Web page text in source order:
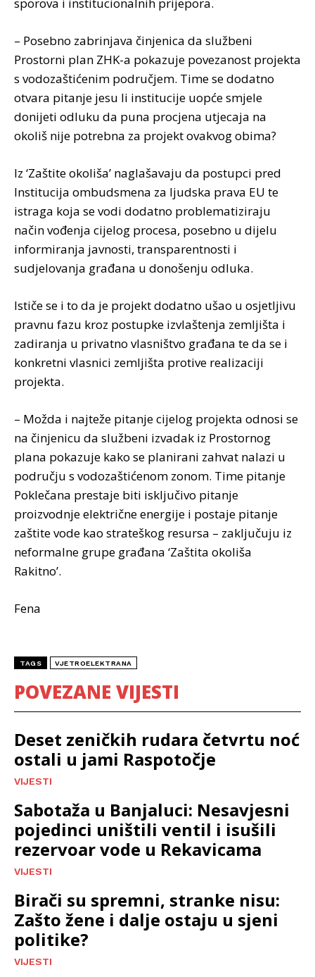
– Posebno zabrinjava činjenica da službeni
Prostorni plan ZHK-a pokazuje povezanost projekta
s vodozaštićenim područjem. Time se dodatno
otvara pitanje jesu li institucije uopće smjele
donijeti odluku da puna procjena utjecaja na
okoliš nije potrebna za projekt ovakvog obima?
Iz ‘Zaštite okoliša’ naglašavaju da postupci pred
Institucija ombudsmena za ljudska prava EU te
istraga koja se vodi dodatno problematiziraju
način vođenja cijelog procesa, posebno u dijelu
informiranja javnosti, transparentnosti i
sudjelovanja građana u donošenju odluka.
Ističe se i to da je projekt dodatno ušao u osjetljivu
pravnu fazu kroz postupke izvlaštenja zemljišta i
zadiranja u privatno vlasništvo građana te da se i
konkretni vlasnici zemljišta protive realizaciji
projekta.
– Možda i najteže pitanje cijelog projekta odnosi se
na činjenicu da službeni izvadak iz Prostornog
plana pokazuje kako se planirani zahvat nalazi u
području s vodozaštićenom zonom. Time pitanje
Poklečana prestaje biti isključivo pitanje
proizvodnje električne energije i postaje pitanje
zaštite vode kao strateškog resursa – zaključuju iz
neformalne grupe građana ‘Zaštita okoliša
Rakitno’.
Fena
TAGS VJETROELEKTRANA
POVEZANE VIJESTI
Deset zeničkih rudara četvrtu noć
ostali u jami Raspotočje
VIJESTI
Sabotaža u Banjaluci: Nesavjesni
pojedinci uništili ventil i isušili
rezervoar vode u Rekavicama
VIJESTI
Birači su spremni, stranke nisu:
Zašto žene i dalje ostaju u sjeni
politike?
VIJESTI